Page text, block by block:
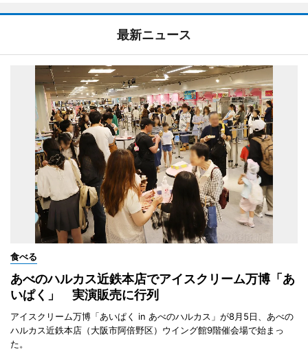
最新ニュース
食べる
あべのハルカス近鉄本店でアイスクリーム万博「あ
いぱく」 実演販売に行列
アイスクリーム万博「あいぱく in あべのハルカス」が8月5日、あべの
ハルカス近鉄本店（大阪市阿倍野区）ウイング館9階催会場で始まっ
た。